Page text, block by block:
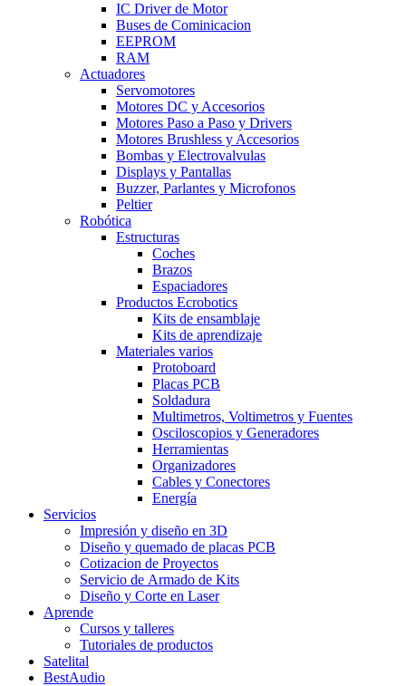
IC Driver de Motor
Buses de Cominicacion
EEPROM
RAM
Actuadores
Servomotores
Motores DC y Accesorios
Motores Paso a Paso y Drivers
Motores Brushless y Accesorios
Bombas y Electrovalvulas
Displays y Pantallas
Buzzer, Parlantes y Microfonos
Peltier
Robótica
Estructuras
Coches
Brazos
Espaciadores
Productos Ecrobotics
Kits de ensamblaje
Kits de aprendizaje
Materiales varios
Protoboard
Placas PCB
Soldadura
Multimetros, Voltimetros y Fuentes
Osciloscopios y Generadores
Herramientas
Organizadores
Cables y Conectores
Energía
Servicios
Impresión y diseño en 3D
Diseño y quemado de placas PCB
Cotizacion de Proyectos
Servicio de Armado de Kits
Diseño y Corte en Laser
Aprende
Cursos y talleres
Tutoriales de productos
Satelital
BestAudio